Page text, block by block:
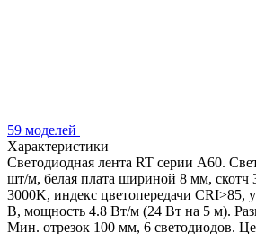
59 моделей
Характеристики
Светодиодная лента RT серии A60.
шт/м, белая плата шириной 8 мм,
3000K, индекс цветопередачи CRI>85,
В, мощность 4.8 Вт/м (24 Вт на 5 м).
Мин. отрезок 100 мм, 6 светодиодов.